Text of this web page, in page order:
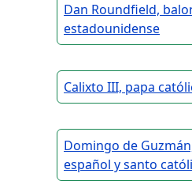
Dan Roundfield,
estadounidense
Calixto III, papa
Domingo de
español y santo